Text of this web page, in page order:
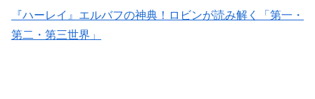
『ハーレイ』エルバフの神典！ロビンが読み解く「第一・
第二・第三世界」